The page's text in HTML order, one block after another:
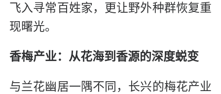
飞入寻常百姓家，更让野外种群恢复重
现曙光。
香梅产业：从花海到香源的深度蜕变
与兰花幽居一隅不同，长兴的梅花产业